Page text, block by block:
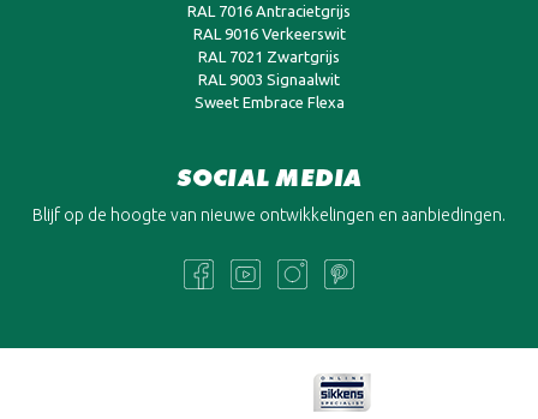
RAL 7016 Antracietgrijs
RAL 9016 Verkeerswit
RAL 7021 Zwartgrijs
RAL 9003 Signaalwit
Sweet Embrace Flexa
SOCIAL MEDIA
Blijf op de hoogte van nieuwe ontwikkelingen en aanbiedingen.